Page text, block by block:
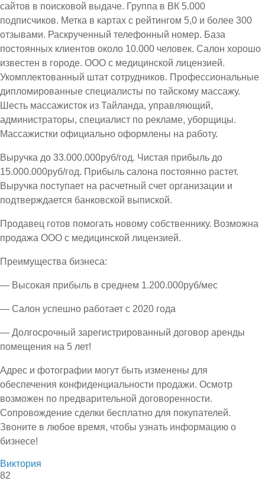
сайтов в поисковой выдаче. Группа в ВК 5.000
подписчиков. Метка в картах с рейтингом 5,0 и более 300
отзывами. Раскрученный телефонный номер. База
постоянных клиентов около 10.000 человек. Салон хорошо
известен в городе. ООО с медицинской лицензией.
Укомплектованный штат сотрудников. Профессиональные
дипломированные специалисты по тайскому массажу.
Шесть массажисток из Тайланда, управляющий,
администраторы, специалист по рекламе, уборщицы.
Массажистки официально оформлены на работу.
Выручка до 33.000.000руб/год. Чистая прибыль до
15.000.000руб/год. Прибыль салона постоянно растет.
Выручка поступает на расчетный счет организации и
подтверждается банковской выпиской.
Продавец готов помогать новому собственнику. Возможна
продажа ООО с медицинской лицензией.
Преимущества бизнеса:
— Высокая прибыль в среднем 1.200.000руб/мес
— Салон успешно работает с 2020 года
— Долгосрочный зарегистрированный договор аренды
помещения на 5 лет!
Адрес и фотографии могут быть изменены для
обеспечения конфиденциальности продажи. Осмотр
возможен по предварительной договоренности.
Сопровождение сделки бесплатно для покупателей.
Звоните в любое время, чтобы узнать информацию о
бизнесе!
Виктория
82